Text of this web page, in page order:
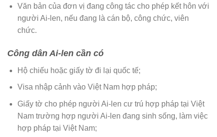
Văn bản của đơn vị đang công tác cho phép kết hôn với
người Ai-len, nếu đang là cán bộ, công chức, viên
chức.
Công dân Ai-len cần có
Hộ chiếu hoặc giấy tờ đi lại quốc tế;
Visa nhập cảnh vào Việt Nam hợp pháp;
Giấy tờ cho phép người Ai-len cư trú hợp pháp tại Việt
Nam trường hợp người Ai-len đang sinh sống, làm việc
hợp pháp tại Việt Nam;